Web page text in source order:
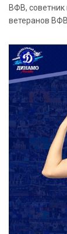
ВФВ,
ветеранов ВФВ.